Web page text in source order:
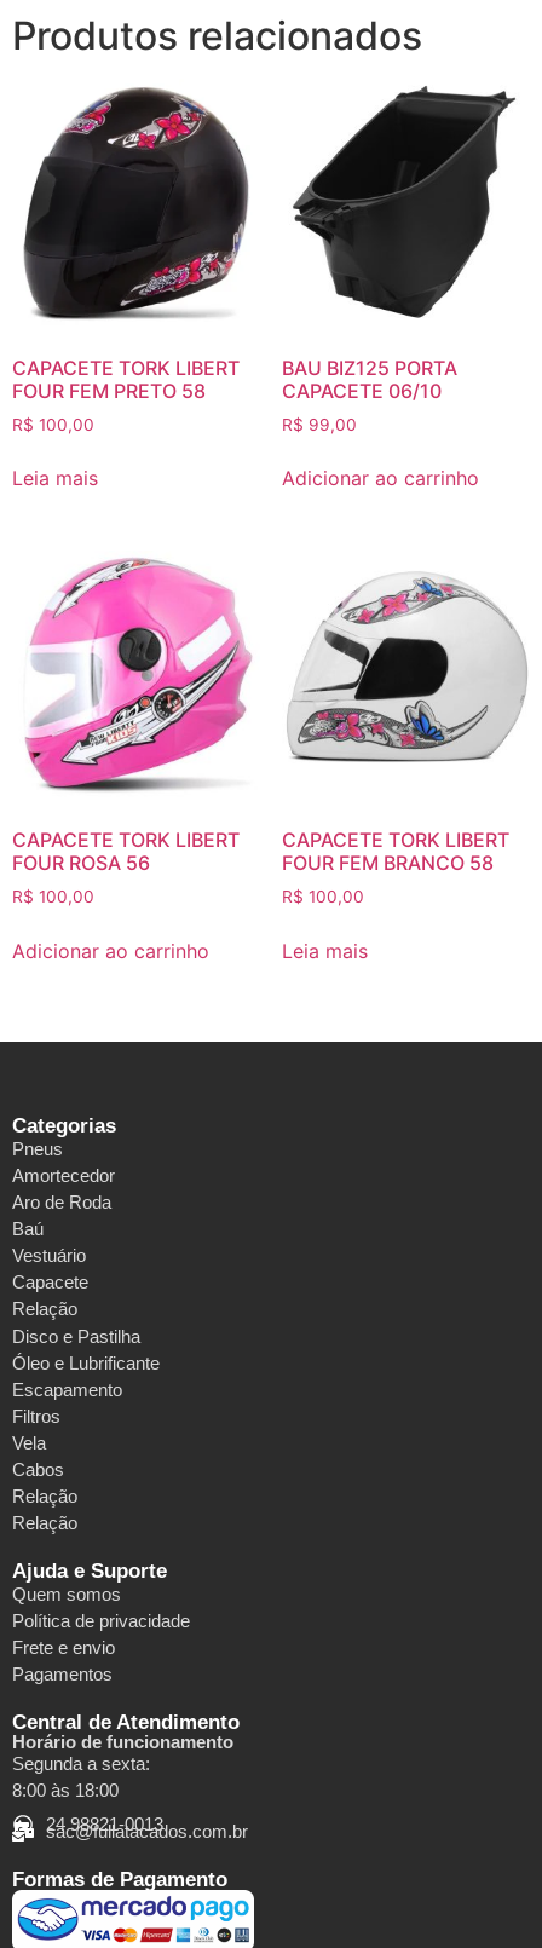
Produtos relacionados
CAPACETE TORK LIBERT
FOUR FEM PRETO 58
R$ 100,00
Leia mais
BAU BIZ125 PORTA
CAPACETE 06/10
R$ 99,00
Adicionar ao carrinho
CAPACETE TORK LIBERT
FOUR ROSA 56
R$ 100,00
Adicionar ao carrinho
CAPACETE TORK LIBERT
FOUR FEM BRANCO 58
R$ 100,00
Leia mais
Categorias
Pneus
Amortecedor
Aro de Roda
Baú
Vestuário
Capacete
Relação
Disco e Pastilha
Óleo e Lubrificante
Escapamento
Filtros
Vela
Cabos
Relação
Relação
Ajuda e Suporte
Quem somos
Política de privacidade
Frete e envio
Pagamentos
Central de Atendimento
Horário de funcionamento
Segunda a sexta:
8:00 às 18:00
24 98821-0013
sac@fullatacados.com.br
Formas de Pagamento